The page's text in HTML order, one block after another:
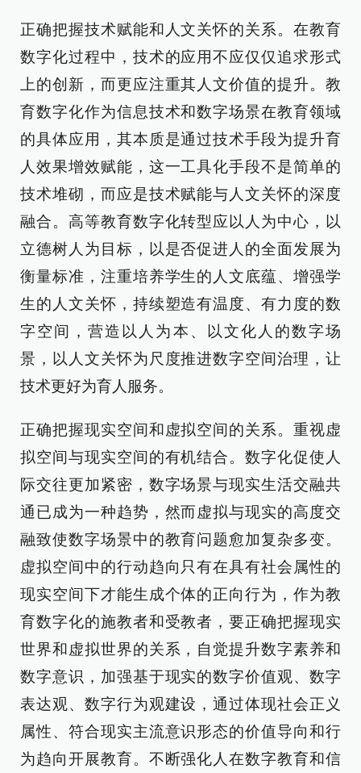
正确把握技术赋能和人文关怀的关系。在教育
数字化过程中，技术的应用不应仅仅追求形式
上的创新，而更应注重其人文价值的提升。教
育数字化作为信息技术和数字场景在教育领域
的具体应用，其本质是通过技术手段为提升育
人效果增效赋能，这一工具化手段不是简单的
技术堆砌，而应是技术赋能与人文关怀的深度
融合。高等教育数字化转型应以人为中心，以
立德树人为目标，以是否促进人的全面发展为
衡量标准，注重培养学生的人文底蕴、增强学
生的人文关怀，持续塑造有温度、有力度的数
字空间，营造以人为本、以文化人的数字场
景，以人文关怀为尺度推进数字空间治理，让
技术更好为育人服务。
正确把握现实空间和虚拟空间的关系。重视虚
拟空间与现实空间的有机结合。数字化促使人
际交往更加紧密，数字场景与现实生活交融共
通已成为一种趋势，然而虚拟与现实的高度交
融致使数字场景中的教育问题愈加复杂多变。
虚拟空间中的行动趋向只有在具有社会属性的
现实空间下才能生成个体的正向行为，作为教
育数字化的施教者和受教者，要正确把握现实
世界和虚拟世界的关系，自觉提升数字素养和
数字意识，加强基于现实的数字价值观、数字
表达观、数字行为观建设，通过体现社会正义
属性、符合现实主流意识形态的价值导向和行
为趋向开展教育。不断强化人在数字教育和信